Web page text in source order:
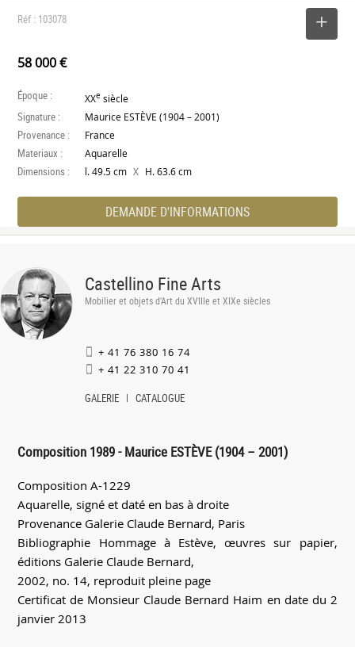
Réf : 103078
58 000 €
Époque : XXe siècle
Signature : Maurice ESTÈVE (1904 – 2001)
Provenance : France
Materiaux : Aquarelle
Dimensions : l. 49.5 cm X H. 63.6 cm
DEMANDE D'INFORMATIONS
Castellino Fine Arts
Mobilier et objets d'Art du XVIIIe et XIXe siècles
+ 41 76 380 16 74
+ 41 22 310 70 41
GALERIE CATALOGUE
Composition 1989 - Maurice ESTÈVE (1904 – 2001)
Composition A-1229
Aquarelle, signé et daté en bas à droite
Provenance Galerie Claude Bernard, Paris
Bibliographie Hommage à Estève, œuvres sur papier,
éditions Galerie Claude Bernard,
2002, no. 14, reproduit pleine page
Certificat de Monsieur Claude Bernard Haim en date du 2
janvier 2013